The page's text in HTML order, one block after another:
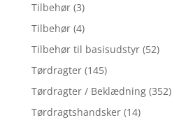
Tilbehør (3)
Tilbehør (4)
Tilbehør til basisudstyr (52)
Tørdragter (145)
Tørdragter / Beklædning (352)
Tørdragtshandsker (14)